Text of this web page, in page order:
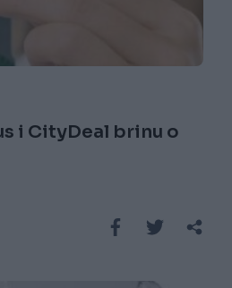
i CityDeal brinu o